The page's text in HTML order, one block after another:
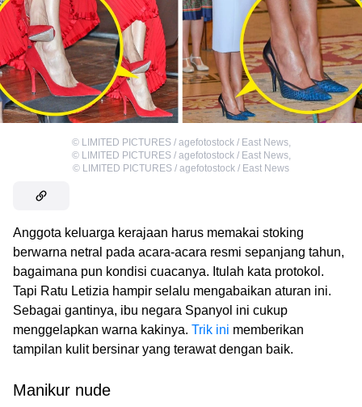
© LIMITED PICTURES / agefotostock / East News,
© LIMITED PICTURES / agefotostock / East News,
© LIMITED PICTURES / agefotostock / East News
Anggota keluarga kerajaan harus memakai stoking
berwarna netral pada acara-acara resmi sepanjang tahun,
bagaimana pun kondisi cuacanya. Itulah kata protokol.
Tapi Ratu Letizia hampir selalu mengabaikan aturan ini.
Sebagai gantinya, ibu negara Spanyol ini cukup
menggelapkan warna kakinya. Trik ini memberikan
tampilan kulit bersinar yang terawat dengan baik.
Manikur nude